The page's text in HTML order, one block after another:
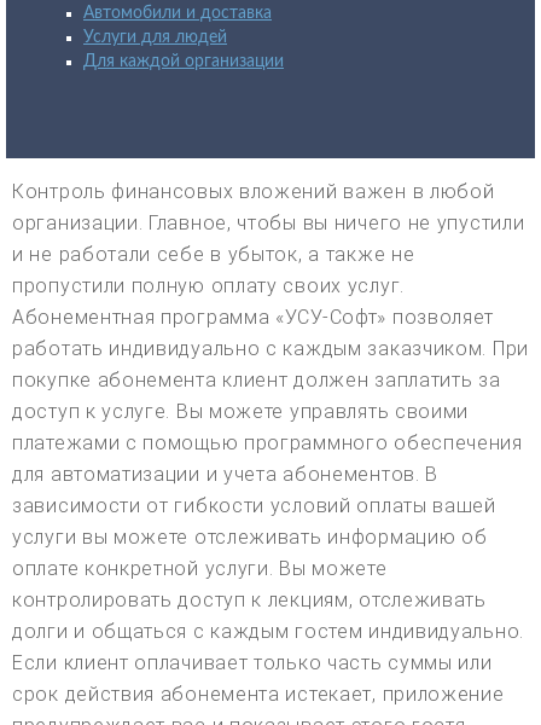
Автомобили и доставка
Услуги для людей
Для каждой организации
Контроль финансовых вложений важен в любой
организации. Главное, чтобы вы ничего не упустили
и не работали себе в убыток, а также не
пропустили полную оплату своих услуг.
Абонементная программа «УСУ-Софт» позволяет
работать индивидуально с каждым заказчиком. При
покупке абонемента клиент должен заплатить за
доступ к услуге. Вы можете управлять своими
платежами с помощью программного обеспечения
для автоматизации и учета абонементов. В
зависимости от гибкости условий оплаты вашей
услуги вы можете отслеживать информацию об
оплате конкретной услуги. Вы можете
контролировать доступ к лекциям, отслеживать
долги и общаться с каждым гостем индивидуально.
Если клиент оплачивает только часть суммы или
срок действия абонемента истекает, приложение